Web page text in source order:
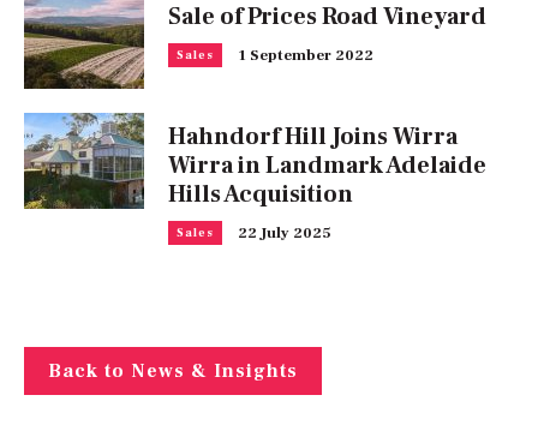
Sale of Prices Road Vineyard
Sales 1 September 2022
Hahndorf Hill Joins Wirra
Wirra in Landmark Adelaide
Hills Acquisition
Sales 22 July 2025
Back to News & Insights